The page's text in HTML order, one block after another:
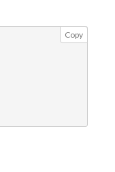
Copy